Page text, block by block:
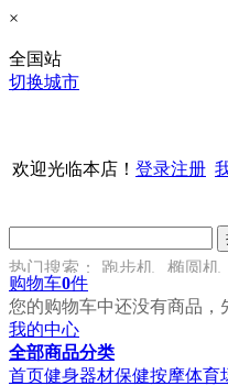
×
全国站
切换城市
欢迎光临本店！ 登录注册
热门搜索： 跑步机 椭圆机
车
购物车0件
您的购物车中还没有商品，
我的中心
全部商品分类
首页健身器材保健按摩体育